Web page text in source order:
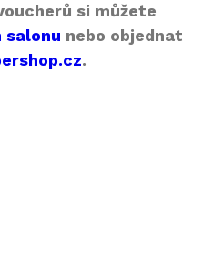
si můžete
salonu nebo objednat
.